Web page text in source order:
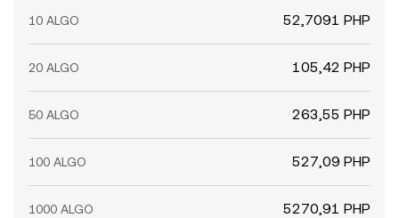
10 ALGO 52,7091 PHP
20 ALGO 105,42 PHP
50 ALGO 263,55 PHP
100 ALGO 527,09 PHP
1000 ALGO 5270,91 PHP